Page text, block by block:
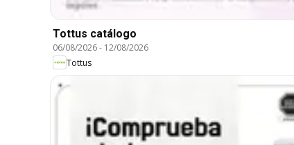
Tottus catálogo
06/08/2026- 12/08/2026
Tottus